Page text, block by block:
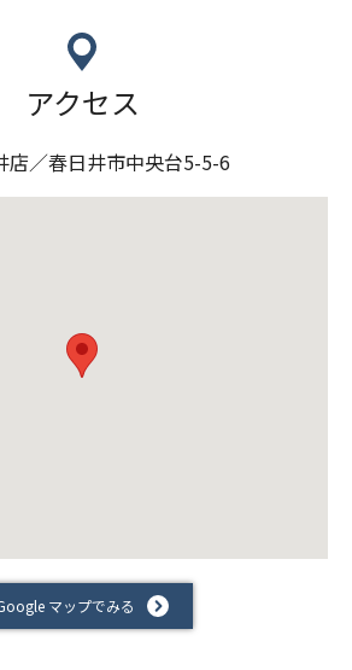
アクセス
店／春日井市中央台5-5-6
マップでみる